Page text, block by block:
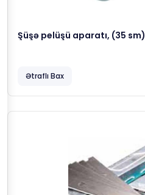
Şüşə pelüşü aparatı, (35 sm)
Ətraflı Bax